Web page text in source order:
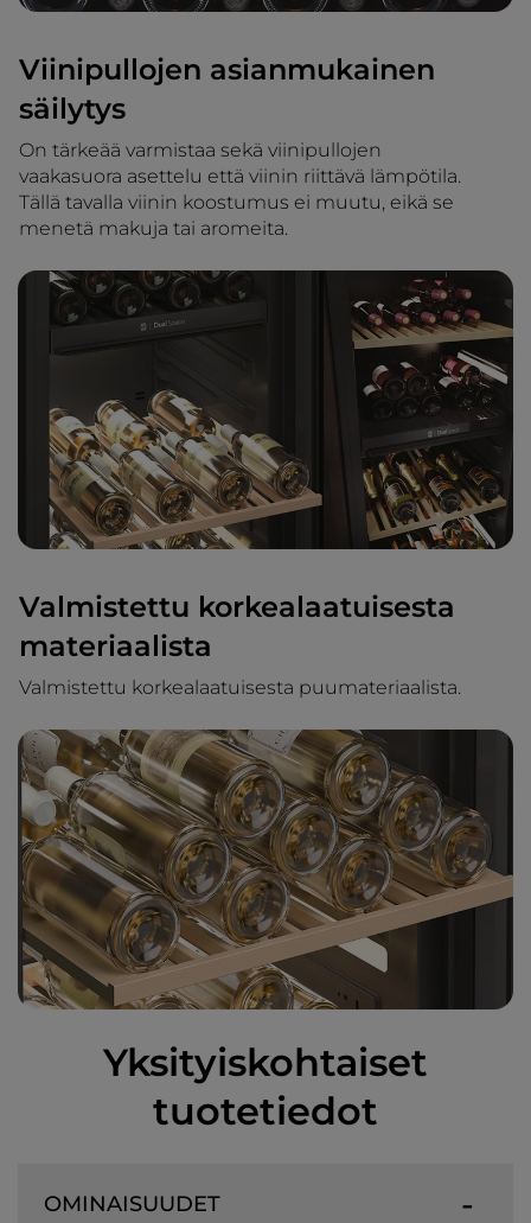
Viinipullojen asianmukainen
säilytys
On tärkeää varmistaa sekä viinipullojen
vaakasuora asettelu että viinin riittävä lämpötila.
Tällä tavalla viinin koostumus ei muutu, eikä se
menetä makuja tai aromeita.
Valmistettu korkealaatuisesta
materiaalista
Valmistettu korkealaatuisesta puumateriaalista.
Yksityiskohtaiset
tuotetiedot
OMINAISUUDET